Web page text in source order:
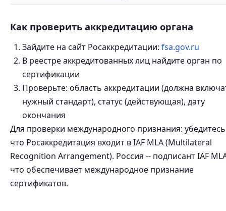
Как проверить аккредитацию органа
Зайдите на сайт Росаккредитации: fsa.gov.ru
В реестре аккредитованных лиц найдите орган по
сертификации
Проверьте: область аккредитации (должна
нужный стандарт), статус (действующая), дату
окончания
Для проверки международного признания:
что Росаккредитация входит в IAF MLA (Multilateral
Recognition Arrangement). Россия -- подписант IAF
что обеспечивает международное признание
сертификатов.